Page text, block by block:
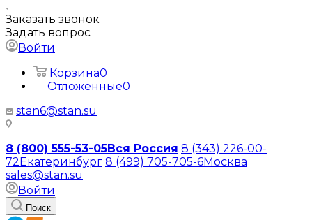
Заказать звонок
Задать вопрос
Войти
Корзина0
Отложенные0
stan6@stan.su
8 (800) 555-53-05Вся Россия 8 (343) 226-00-
72Екатеринбург 8 (499) 705-705-6Москва
sales@stan.su
Войти
Поиск